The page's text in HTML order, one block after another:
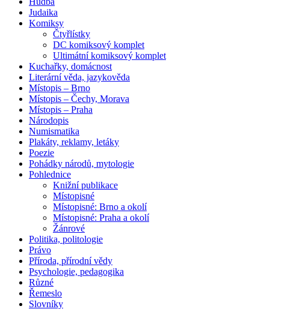
Judaika
Komiksy
Čtyřlístky
DC komiksový komplet
Ultimátní komiksový komplet
Kuchařky, domácnost
Literární věda, jazykověda
Místopis – Brno
Místopis – Čechy, Morava
Místopis – Praha
Národopis
Numismatika
Plakáty, reklamy, letáky
Poezie
Pohádky národů, mytologie
Pohlednice
Knižní publikace
Místopisné
Místopisné: Brno a okolí
Místopisné: Praha a okolí
Žánrové
Politika, politologie
Právo
Příroda, přírodní vědy
Psychologie, pedagogika
Různé
Řemeslo
Slovníky